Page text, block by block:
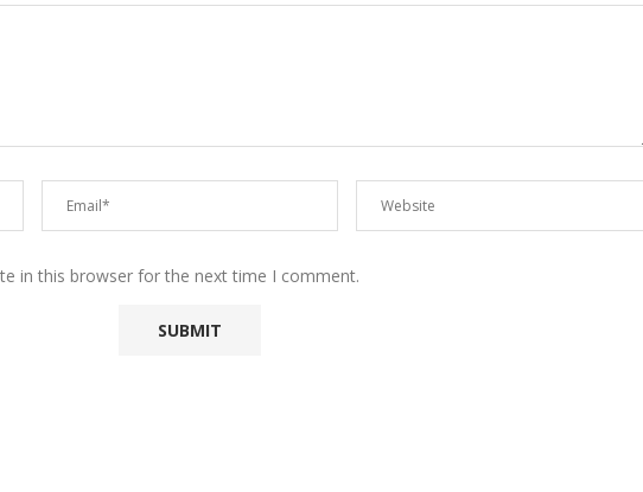
in this browser for the next time I comment.